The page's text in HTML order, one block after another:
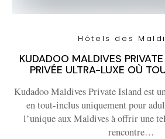
Hôtels des
KUDADOO MALDIVES
PRIVÉE ULTRA-LUXE OÙ
Kudadoo Maldives Private Island est
en tout-inclus uniquement pour
l’unique aux Maldives à offrir une
rencontre…